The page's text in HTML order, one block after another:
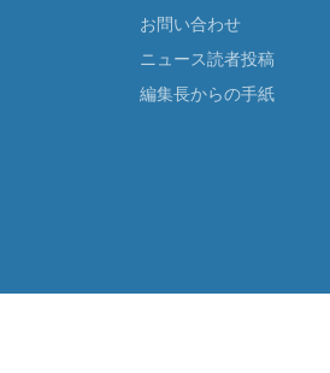
お問い合わせ
ニュース読者投稿
編集長からの手紙